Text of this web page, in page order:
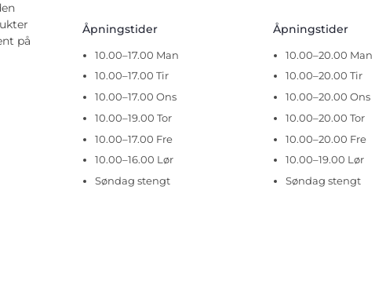
på
Åpningstider
10.00–17.00 Man
10.00–17.00 Tir
10.00–17.00 Ons
10.00–19.00 Tor
10.00–17.00 Fre
10.00–16.00 Lør
Søndag stengt
Åpningstider
10.00–20.00 Man
10.00–20.00 Tir
10.00–20.00 Ons
10.00–20.00 Tor
10.00–20.00 Fre
10.00–19.00 Lør
Søndag stengt